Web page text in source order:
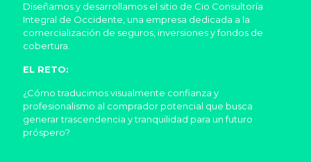
Diseñamos y desarrollamos el sitio de Cio Consultoría
Integral de Occidente, una empresa dedicada a la
comercialización de seguros, inversiones y fondos de
cobertura.
EL RETO:
¿Cómo traducimos visualmente confianza y
profesionalismo al comprador potencial que busca
generar trascendencia y tranquilidad para un futuro
próspero?